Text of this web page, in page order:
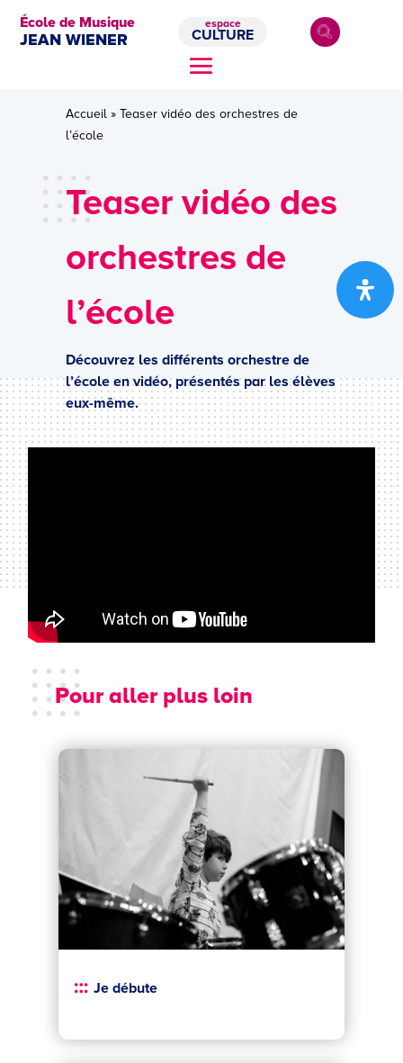
École de Musique
JEAN WIENER
espace
CULTURE
Accueil» Teaser vidéo des orchestres de
l’école
Teaser vidéo des
orchestres de
l’école
Découvrez les différents orchestre de
l’école en vidéo, présentés par les élèves
eux-même.
Pour aller plus loin
Je débute